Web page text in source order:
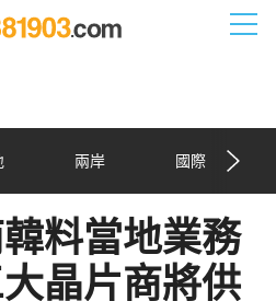
兩岸 國際
料當地業務
晶片商將供